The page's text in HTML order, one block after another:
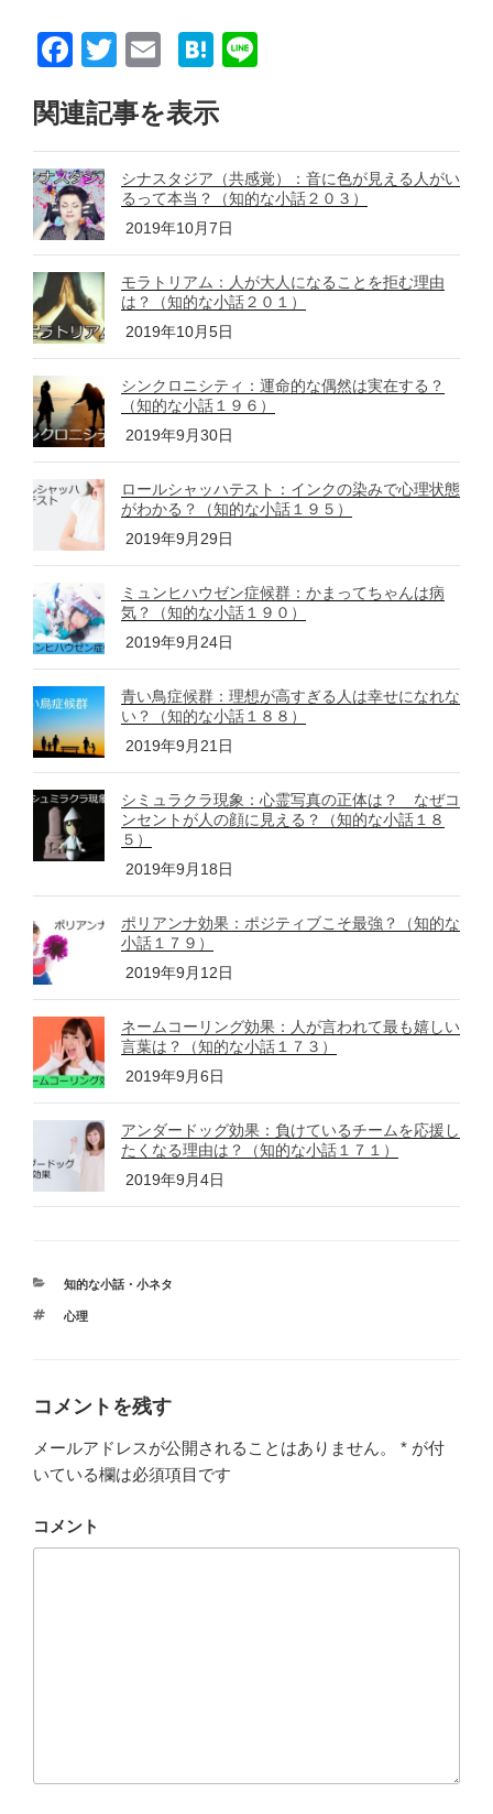
F
c
e
b
o
o
k
T
tt
er
ail
H
e
n
a
関連記事を表示
シナスタジア（共感覚）：音に色が見える人がい
るって本当？（知的な小話２０３）
2019年10月7日
モラトリアム：人が大人になることを拒む理由
は？（知的な小話２０１）
2019年10月5日
シンクロニシティ：運命的な偶然は実在する？
（知的な小話１９６）
2019年9月30日
ロールシャッハテスト：インクの染みで心理状態
がわかる？（知的な小話１９５）
2019年9月29日
ミュンヒハウゼン症候群：かまってちゃんは病
気？（知的な小話１９０）
2019年9月24日
青い鳥症候群：理想が高すぎる人は幸せになれな
い？（知的な小話１８８）
2019年9月21日
シミュラクラ現象：心霊写真の正体は？ なぜコ
ンセントが人の顔に見える？（知的な小話１８
５）
2019年9月18日
ポリアンナ効果：ポジティブこそ最強？（知的な
小話１７９）
2019年9月12日
ネームコーリング効果：人が言われて最も嬉しい
言葉は？（知的な小話１７３）
2019年9月6日
アンダードッグ効果：負けているチームを応援し
たくなる理由は？（知的な小話１７１）
2019年9月4日
カ
ゴ
知的な小話・小ネタ
タ
心理
コメントを残す
メールアドレスが公開されることはありません。 * が付
いている欄は必須項目です
コメント